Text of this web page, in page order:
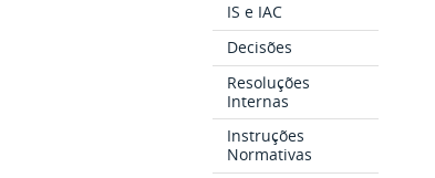
IS e IAC
Decisões
Resoluções
Internas
Instruções
Normativas